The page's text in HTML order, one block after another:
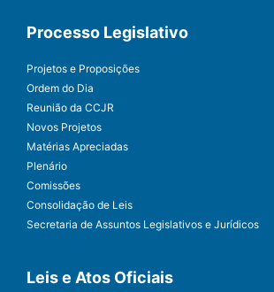
Processo Legislativo
Projetos e Proposições
Ordem do Dia
Reunião da CCJR
Novos Projetos
Matérias Apreciadas
Plenário
Comissões
Consolidação de Leis
Secretaria de Assuntos Legislativos e Jurídicos
Leis e Atos Oficiais